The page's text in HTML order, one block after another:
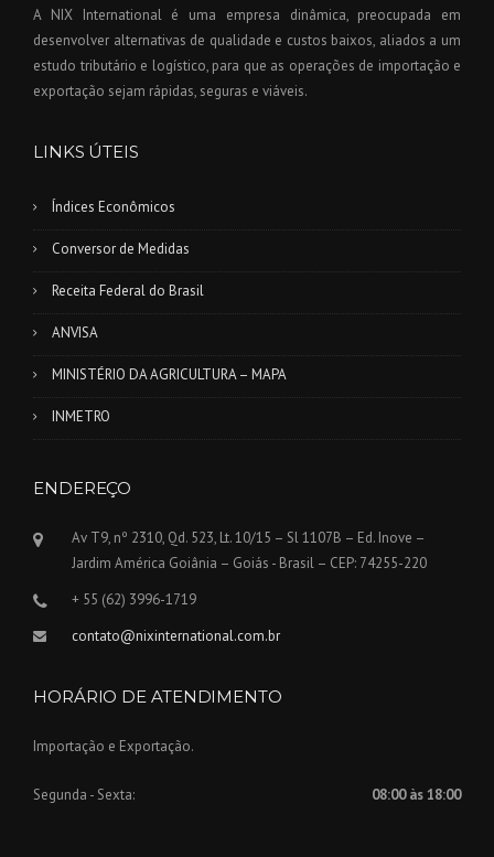
A NIX International é uma empresa dinâmica, preocupada em
desenvolver alternativas de qualidade e custos baixos, aliados a um
estudo tributário e logístico, para que as operações de importação e
exportação sejam rápidas, seguras e viáveis.
LINKS ÚTEIS
Índices Econômicos
Conversor de Medidas
Receita Federal do Brasil
ANVISA
MINISTÉRIO DA AGRICULTURA – MAPA
INMETRO
ENDEREÇO
Av T9, nº 2310, Qd. 523, Lt. 10/15 – Sl 1107B – Ed. Inove –
Jardim América Goiânia – Goiás - Brasil – CEP: 74255-220
+ 55 (62) 3996-1719
contato@nixinternational.com.br
HORÁRIO DE ATENDIMENTO
Importação e Exportação.
Segunda - Sexta: 08:00 às 18:00